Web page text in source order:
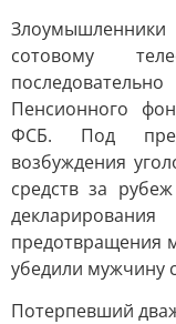
сотовому
Пенсионного
ФСБ. Под
возбуждения
средств за
предотвращения
убедили мужчину
Потерпевший